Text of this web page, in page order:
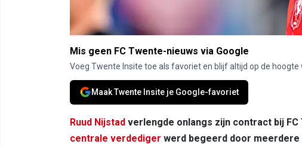
Mis geen FC Twente-nieuws via Google
Voeg Twente Insite toe als favoriet en blijf altijd op de hoogte
Maak Twente Insite je Google-favoriet
Ruud Nijstad verlengde onlangs zijn contract bij
centrale verdediger werd begeerd door meerdere